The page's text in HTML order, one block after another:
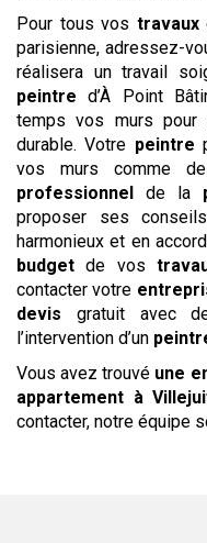
Pour tous vos travaux
parisienne, adressez-
réalisera un travail
peintre d’À Point
temps vos murs pour
durable. Votre peintre
vos murs comme
professionnel de la
proposer ses
harmonieux et en
budget de vos
contacter votre
devis gratuit avec
l’intervention d’un
Vous avez trouvé une
appartement à
contacter, notre équipe